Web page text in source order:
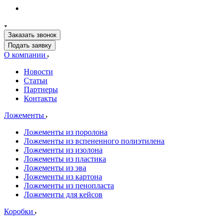
Заказать звонок
Подать заявку
О компании
Новости
Статьи
Партнеры
Контакты
Ложементы
Ложементы из поролона
Ложементы из вспененного полиэтилена
Ложементы из изолона
Ложементы из пластика
Ложементы из эва
Ложементы из картона
Ложементы из пенопласта
Ложементы для кейсов
Коробки